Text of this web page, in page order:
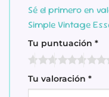
Sé el primero en
Simple Vintage
Tu puntuación *
Tu valoración *